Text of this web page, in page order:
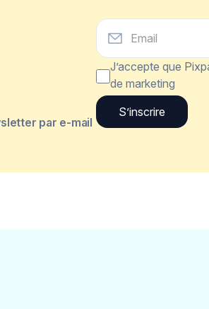
par e-mail
J’accepte que
de marketing